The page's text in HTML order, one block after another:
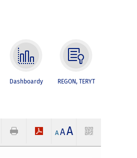
Dashboardy REGON, TERYT
A AA